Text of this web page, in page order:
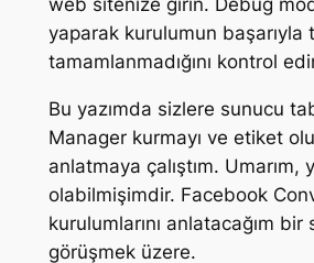
yaparak kurulumun başarıyla
tamamlanmadığını kontrol
Bu yazımda sizlere sunucu
Manager kurmayı ve etiket
anlatmaya çalıştım. Umarım,
olabilmişimdir. Facebook
kurulumlarını anlatacağım
görüşmek üzere.